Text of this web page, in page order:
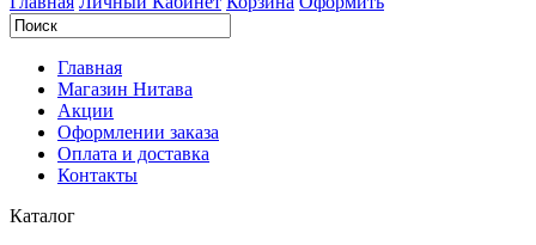
Главная
Магазин Нитава
Акции
Оформлении заказа
Оплата и доставка
Контакты
Каталог